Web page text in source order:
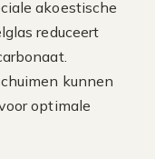
akoestische
reduceert
kunnen
optimale